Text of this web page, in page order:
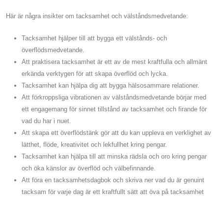
Här är några insikter om tacksamhet och välståndsmedvetande:
Tacksamhet hjälper till att bygga ett välstånds- och
överflödsmedvetande.
Att praktisera tacksamhet är ett av de mest kraftfulla och allmänt
erkända verktygen för att skapa överflöd och lycka.
Tacksamhet kan hjälpa dig att bygga hälsosammare relationer.
Att förkroppsliga vibrationen av välståndsmedvetande börjar med
ett engagemang för sinnet tillstånd av tacksamhet och firande för
vad du har i nuet.
Att skapa ett överflödstänk gör att du kan uppleva en verklighet av
lätthet, flöde, kreativitet och lekfullhet kring pengar.
Tacksamhet kan hjälpa till att minska rädsla och oro kring pengar
och öka känslor av överflöd och välbefinnande.
Att föra en tacksamhetsdagbok och skriva ner vad du är genuint
tacksam för varje dag är ett kraftfullt sätt att öva på tacksamhet